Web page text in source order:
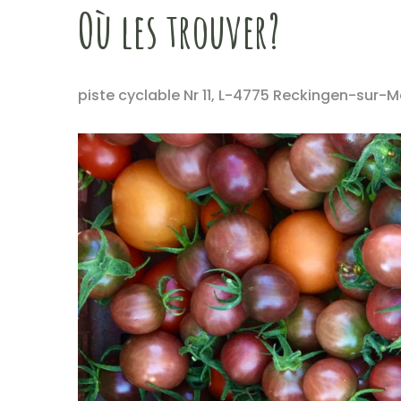
Où les trouver?
piste cyclable Nr 11, L-4775 Reckingen-sur-